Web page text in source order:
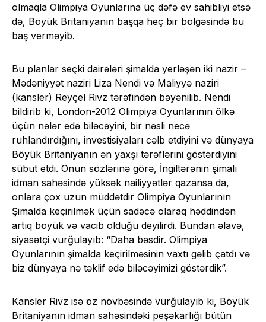
olmaqla Olimpiya Oyunlarına üç dəfə ev sahibliyi etsə
də, Böyük Britaniyanın başqa heç bir bölgəsində bu
baş verməyib.
Bu planlar seçki dairələri şimalda yerləşən iki nazir –
Mədəniyyət naziri Liza Nendi və Maliyyə naziri
(kansler) Reyçel Rivz tərəfindən bəyənilib. Nendi
bildirib ki, London-2012 Olimpiya Oyunlarının ölkə
üçün nələr edə biləcəyini, bir nəsli necə
ruhlandırdığını, investisiyaları cəlb etdiyini və dünyaya
Böyük Britaniyanın ən yaxşı tərəflərini göstərdiyini
sübut etdi. Onun sözlərinə görə, İngiltərənin şimalı
idman sahəsində yüksək nailiyyətlər qazansa da,
onlara çox uzun müddətdir Olimpiya Oyunlarının
Şimalda keçirilmək üçün sadəcə olaraq həddindən
artıq böyük və vacib olduğu deyilirdi. Bundan əlavə,
siyasətçi vurğulayıb: “Daha bəsdir. Olimpiya
Oyunlarının şimalda keçirilməsinin vaxtı gəlib çatdı və
biz dünyaya nə təklif edə biləcəyimizi göstərdik”.
Kansler Rivz isə öz növbəsində vurğulayıb ki, Böyük
Britaniyanın idman sahəsindəki peşəkarlığı bütün